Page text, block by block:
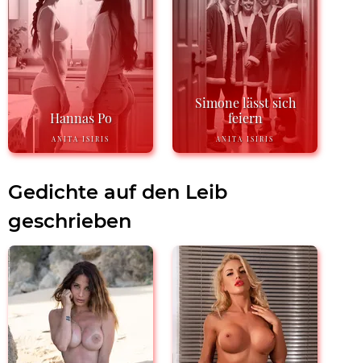
Hannas Po
ANITA ISIRIS
Simone lässt sich
feiern
ANITA ISIRIS
Gedichte auf den Leib
geschrieben